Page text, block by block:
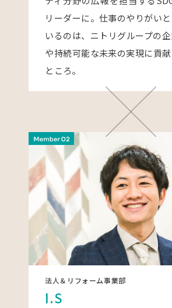
リーダーに。仕事のやりがい
いるのは、ニトリグループの
や持続可能な未来の実現に貢
ところ。
法人＆リフォーム事業部
I.S